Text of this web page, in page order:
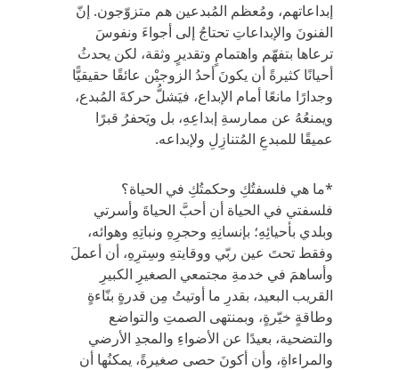
إبداعاتهم، ومُعظم المُبدعين هم متزوّجون. إنّ
الفنونَ والإبداعاتِ تحتاجُ إلى أجواءَ ونفوسَ
ترعاها بتفهّم واهتمامٍ وتقديرٍ وثقة، لكن يحدثُ
أحيانًا كثيرةً أن يكونَ أحدُ الزوجيْن عائقًا حقيقيًّا
وجدارًا مانعًا أمام الإبداع، فيَشلُّ حركةَ المُبدع،
ويمنعُهُ عن ممارسةِ إبداعِهِ، بل ويَحفرُ قبرًا
عميقًا للمبدعِ المُتنازِلِ ولإبداعه.
*ما هي فلسفتُكِ وحكمتُكِ في الحياة؟
فلسفتي في الحياة أن أحبَّ الحياةَ وأسرتي
وبلدي بأحيائِهِ؛ بإنسانِهِ وحجرِهِ ونباتِهِ وهوائه،
وفقط تحتَ عين ربّي ووقايتهِ وسِترِهِ، أن أعملَ
وأساهمَ في خدمةِ مجتمعي الصغيرِ الكبيرِ
القريب البعيد، بقدرِ ما أوتيتُ مِن قدرةٍ بنّاءةٍ
وطاقةٍ خيّرةٍ، وبمنتهى الصمتِ والتواضع
والتضحية، بعيدًا عن الأضواءِ والمجدِ الأرضي
والمراءاةِ، وأن أكونَ حصى صغيرةً، يمكنُها أن